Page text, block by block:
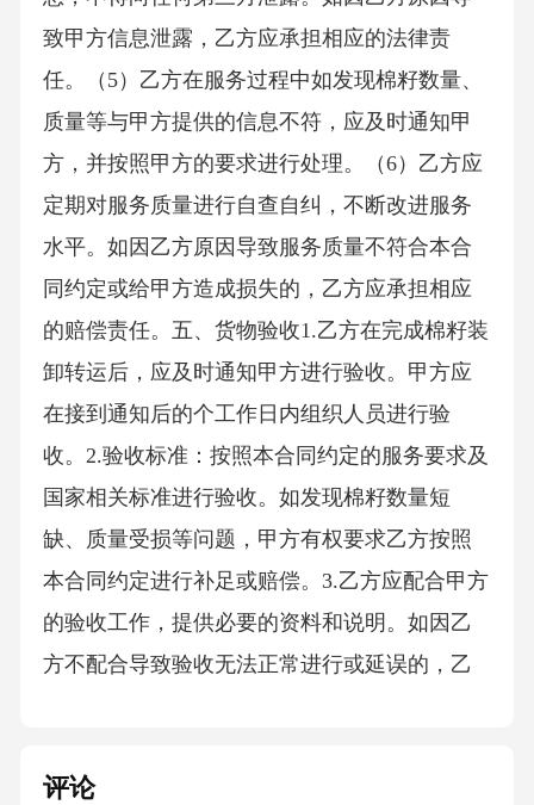
致甲方信息泄露，乙方应承担相应的法律责
任。（5）乙方在服务过程中如发现棉籽数量、
质量等与甲方提供的信息不符，应及时通知甲
方，并按照甲方的要求进行处理。（6）乙方应
定期对服务质量进行自查自纠，不断改进服务
水平。如因乙方原因导致服务质量不符合本合
同约定或给甲方造成损失的，乙方应承担相应
的赔偿责任。五、货物验收1.乙方在完成棉籽装
卸转运后，应及时通知甲方进行验收。甲方应
在接到通知后的个工作日内组织人员进行验
收。2.验收标准：按照本合同约定的服务要求及
国家相关标准进行验收。如发现棉籽数量短
缺、质量受损等问题，甲方有权要求乙方按照
本合同约定进行补足或赔偿。3.乙方应配合甲方
的验收工作，提供必要的资料和说明。如因乙
方不配合导致验收无法正常进行或延误的，乙
天，应按照未支付金额的%向乙方支付违约金。
评论